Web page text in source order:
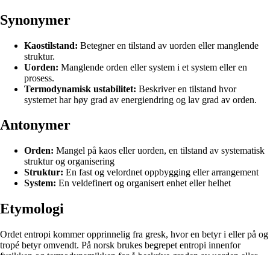
Synonymer
Kaostilstand: Betegner en tilstand av uorden eller manglende
struktur.
Uorden: Manglende orden eller system i et system eller en
prosess.
Termodynamisk ustabilitet: Beskriver en tilstand hvor
systemet har høy grad av energiendring og lav grad av orden.
Antonymer
Orden: Mangel på kaos eller uorden, en tilstand av systematisk
struktur og organisering
Struktur: En fast og velordnet oppbygging eller arrangement
System: En veldefinert og organisert enhet eller helhet
Etymologi
Ordet entropi kommer opprinnelig fra gresk, hvor en betyr i eller på og
tropé betyr omvendt. På norsk brukes begrepet entropi innenfor